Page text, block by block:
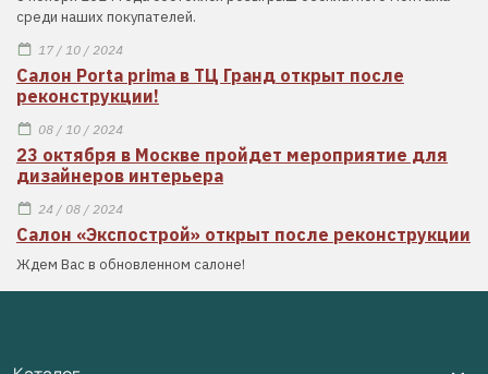
среди наших покупателей.
17 / 10 / 2024
Салон Porta prima в ТЦ Гранд открыт после
реконструкции!
08 / 10 / 2024
23 октября в Москве пройдет мероприятие для
дизайнеров интерьера
24 / 08 / 2024
Салон «Экспострой» открыт после реконструкции
Ждем Вас в обновленном салоне!